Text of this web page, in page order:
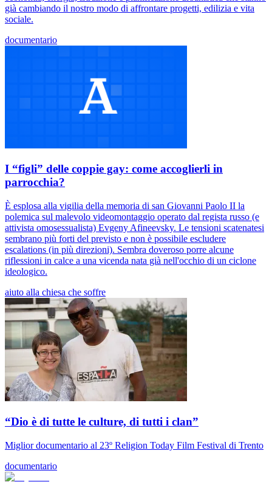
già cambiando il nostro modo di affrontare progetti, edilizia e vita
sociale.
documentario
I “figli” delle coppie gay: come accoglierli in
parrocchia?
È esplosa alla vigilia della memoria di san Giovanni Paolo II la
polemica sul malevolo videomontaggio operato dal regista russo (e
attivista omosessualista) Evgeny Afineevsky. Le tensioni scatenatesi
sembrano più forti del previsto e non è possibile escludere
escalations (in più direzioni). Sembra doveroso porre alcune
riflessioni in calce a una vicenda nata già nell'occhio di un ciclone
ideologico.
aiuto alla chiesa che soffre
“Dio è di tutte le culture, di tutti i clan”
Miglior documentario al 23º Religion Today Film Festival di Trento
documentario